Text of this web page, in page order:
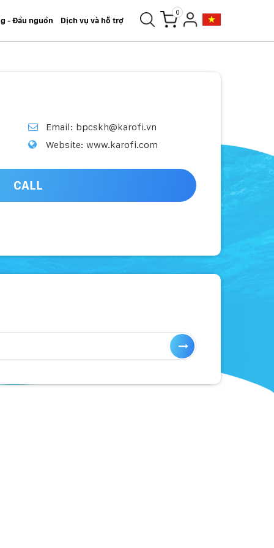
- Đầu nguồn Dịch vụ và hỗ trợ
0
Email: bpcskh@karofi.vn
Website: www.karofi.com
CALL